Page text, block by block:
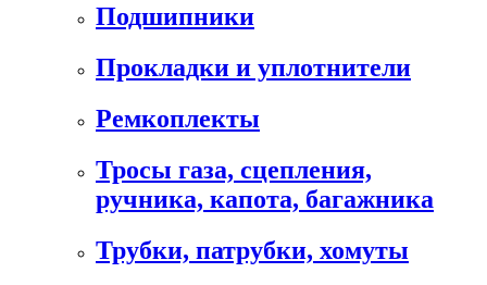
Подшипники
Прокладки и уплотнители
Ремкоплекты
Тросы газа, сцепления,
ручника, капота, багажника
Трубки, патрубки, хомуты